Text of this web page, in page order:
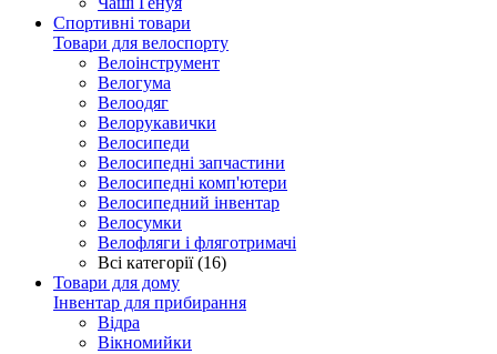
Спортивні товари
Товари для велоспорту
Велоінструмент
Велогума
Велоодяг
Велорукавички
Велосипеди
Велосипедні запчастини
Велосипедні комп'ютери
Велосипедний інвентар
Велосумки
Велофляги і фляготримачі
Всі категорії (16)
Товари для дому
Інвентар для прибирання
Відра
Вікномийки